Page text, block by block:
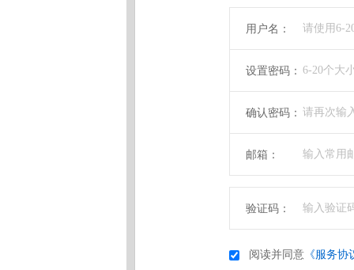
用户名：
设置密码：
确认密码：
邮箱：
验证码：
阅读并同意 《服务协